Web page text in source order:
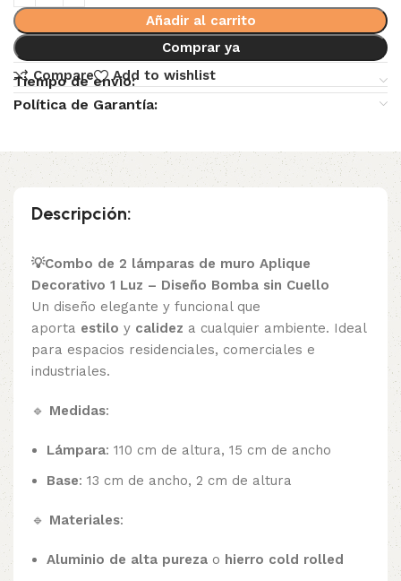
Añadir al carrito
Comprar ya
Compare
Add to wishlist
Tiempo de envio:
Política de Garantía:
Descripción:
💡Combo de 2 lámparas de muro Aplique
Decorativo 1 Luz – Diseño Bomba sin Cuello
Un diseño elegante y funcional que
aporta estilo y calidez a cualquier ambiente. Ideal
para espacios residenciales, comerciales e
industriales.
🔹 Medidas:
Lámpara: 110 cm de altura, 15 cm de ancho
Base: 13 cm de ancho, 2 cm de altura
🔹 Materiales:
Aluminio de alta pureza o hierro cold rolled